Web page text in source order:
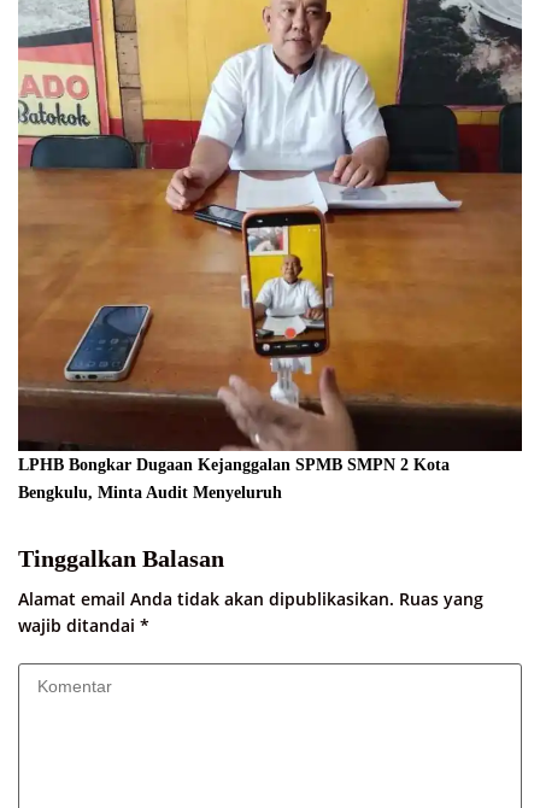
LPHB Bongkar Dugaan Kejanggalan SPMB SMPN 2 Kota
Bengkulu, Minta Audit Menyeluruh
Tinggalkan Balasan
Alamat email Anda tidak akan dipublikasikan. Ruas yang
wajib ditandai *